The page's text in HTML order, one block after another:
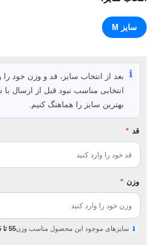
سایز M
ℹ️ بعد از انتخاب سایز، قد و وزن خود را
انتخابی مناسب نبود قبل از ارسال
بهترین سایز را هماهنگ کنیم.
قد *
وزن *
ℹ سایزهای موجود این محصول مناسب وزن55 تا 65 کیلوگرم